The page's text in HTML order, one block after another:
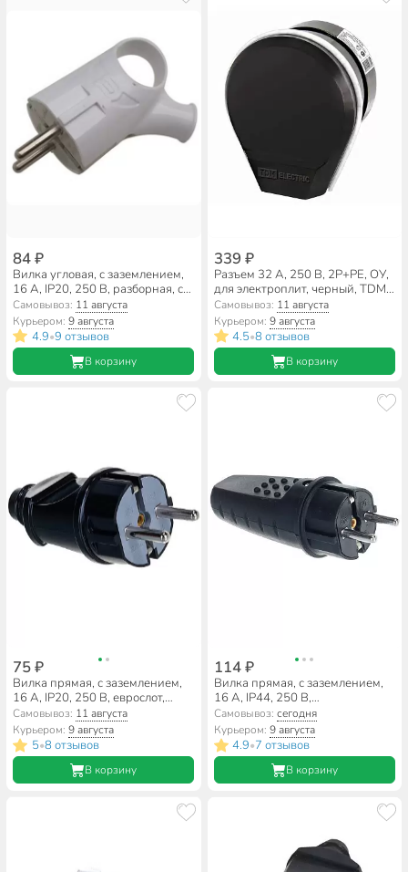
84 ₽
Вилка угловая, с заземлением,
16 А, IP20, 250 В, разборная, с
ушком, белая, General Lighting
Systems, 470512
Самовывоз: 11 августа
Курьером:9 августа
4.9•9 отзывов
В корзину
339 ₽
Разъем 32 А, 250 В, 2Р+РЕ, ОУ,
для электроплит, черный, TDM
Electric, SQ1812-0002
Самовывоз: 11 августа
Курьером: 9 августа
4.5•8 отзывов
В корзину
75 ₽
Вилка прямая, с заземлением,
16 А, IP20, 250 В, еврослот,
черная, UNIVersal, A1010
Самовывоз: 11 августа
Курьером:9 августа
5•8 отзывов
В корзину
114 ₽
Вилка прямая, с заземлением,
16 А, IP44, 250 В,
однофазная,каучук, черная,
UNIVersal, 602227
Самовывоз: сегодня
Курьером: 9 августа
4.9•7 отзывов
В корзину